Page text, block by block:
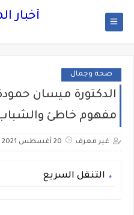
أخبار
صحة وجمال
الدكتورة ميسان
مفهوم خاطئ
غير معرف 20 أغسطس 2021
التنقل السريع